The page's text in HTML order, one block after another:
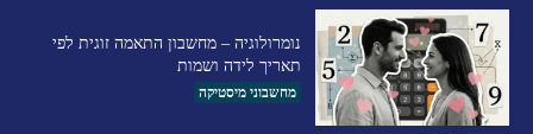
נומרולוגיה – מחשבון התאמה זוגית לפי
תאריך לידה ושמות
מחשבוני מיסטיקה